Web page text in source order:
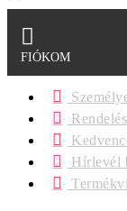
FIÓKOM
Hírlevél